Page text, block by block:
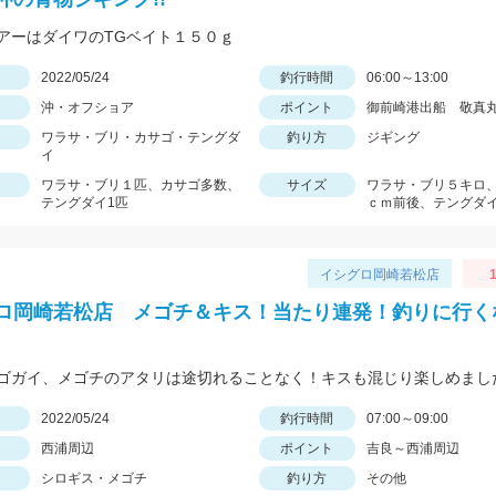
ーはダイワのTGベイト１５０ｇ
2022/05/24 釣行時間
06:00～13:00
沖・オフショア
ポイント
御前崎港出船 敬真
ワラサ・ブリ・カサゴ・テングダ
イ
釣り方 ジギング
ワラサ・ブリ１匹、カサゴ多数、
テングダイ1匹
サイズ
ワラサ・ブリ５キロ
ｃｍ前後、テングダ
イシグロ岡崎若松店
岡崎若松店 メゴチ＆キス！当たり連発！釣りに行く
ガイ、メゴチのアタリは途切れることなく！キスも混じり楽しめまし
2022/05/24 釣行時間
07:00～09:00
西浦周辺
ポイント
吉良～西浦周辺
シロギス・メゴチ
釣り方 その他